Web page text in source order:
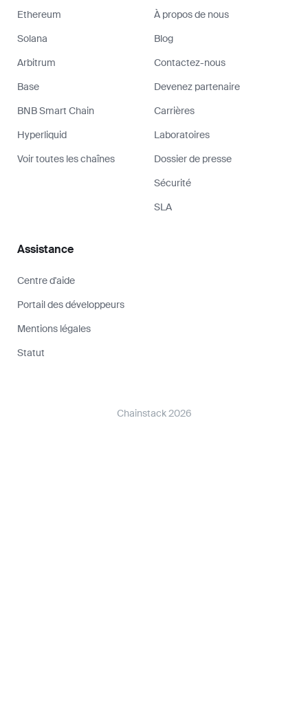
Ethereum
Solana
Arbitrum
Base
BNB Smart Chain
Hyperliquid
Voir toutes les chaînes
À propos de nous
Blog
Contactez-nous
Devenez partenaire
Carrières
Laboratoires
Dossier de presse
Sécurité
SLA
Assistance
Centre d'aide
Portail des développeurs
Mentions légales
Statut
Chainstack 2026